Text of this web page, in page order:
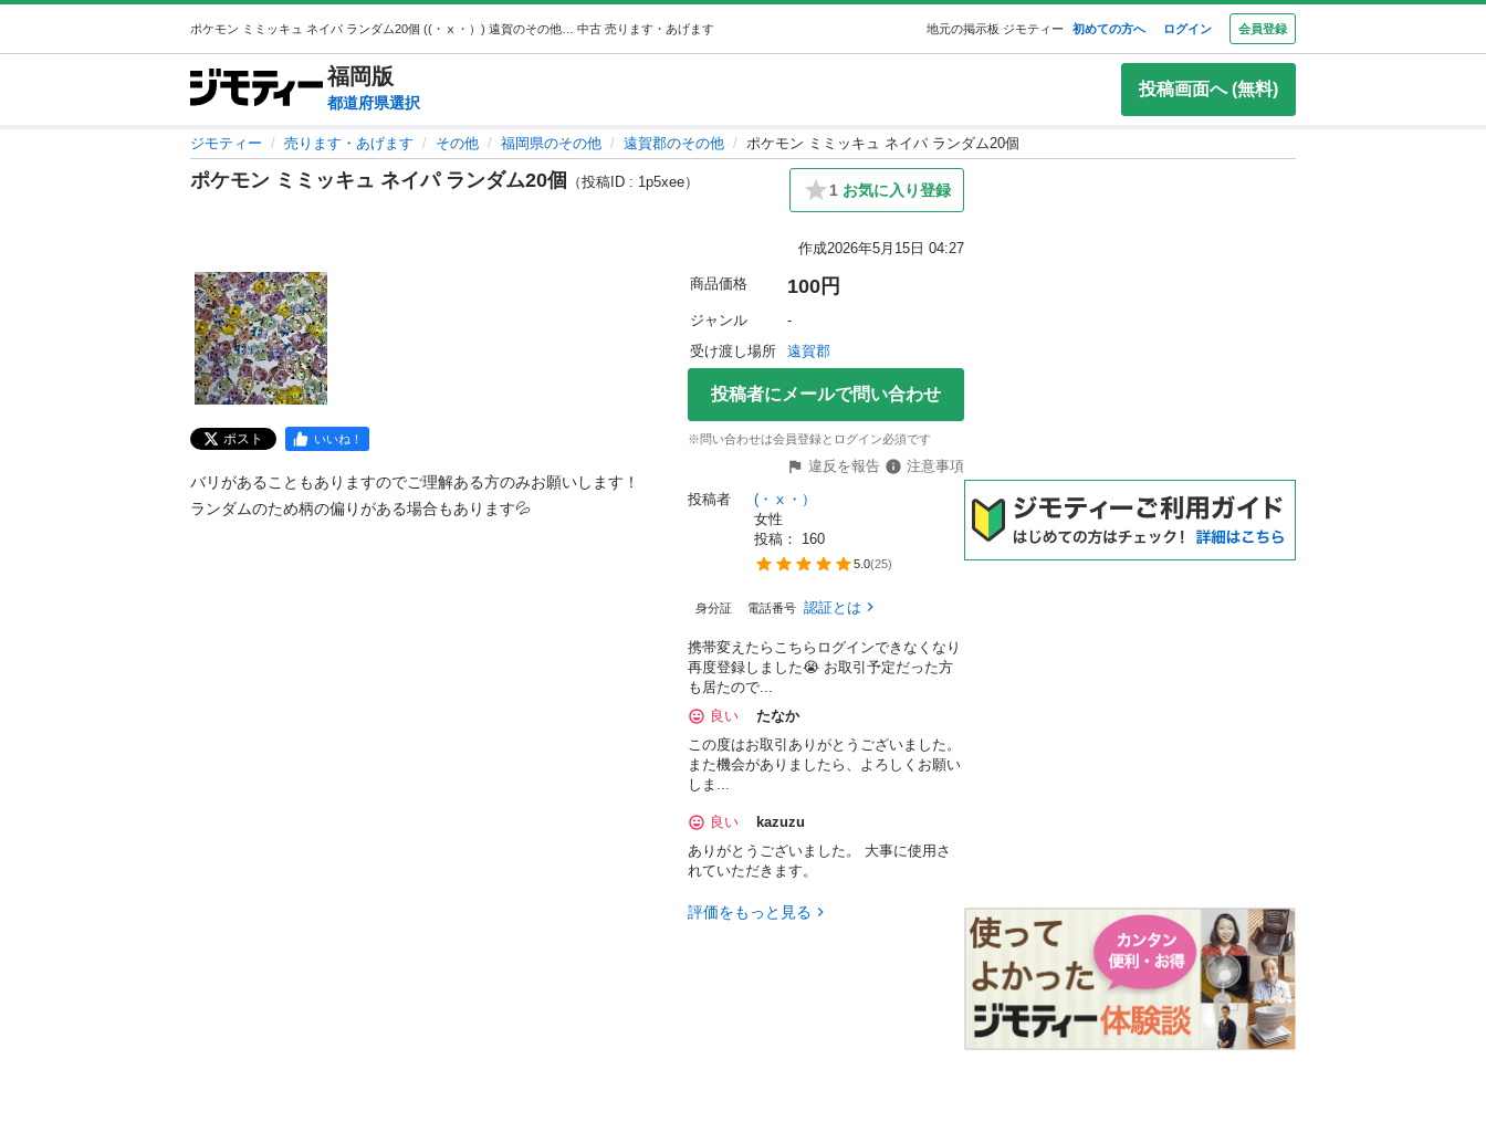
中古 売ります・あげます 地元の掲示板 ジモティー 初めての方へ ログイン 会員登録
福岡版
都道府県選択
投稿画面へ (無料)
ジモティー 売ります・あげます その他 福岡県のその他 遠賀郡のその他 ポケモン ミミッキュ ネイパ ランダム20個
ポケモン ミミッキュ ネイパ ランダム20個 （投稿ID : 1p5xee） 1 お気に入り登録
作成2026年5月15日 04:27
ポスト いいね！
バリがあることもありますのでご理解ある方のみお願いします！
ランダムのため柄の偏りがある場合もあります💦
商品価格 100円
ジャンル
-
受け渡し場所
遠賀郡
投稿者にメールで問い合わせ
※問い合わせは会員登録とログイン必須です
違反を報告
注意事項
投稿者
(・ⅹ・）
女性
投稿： 160
5.0(25)
身分証 電話番号 認証とは
携帯変えたらこちらログインできなくなり
再度登録しました😭 お取引予定だった方
も居たので...
良い
たなか
この度はお取引ありがとうございました。
また機会がありましたら、よろしくお願い
しま...
良い
kazuzu
ありがとうございました。 大事に使用さ
れていただきます。
評価をもっと見る